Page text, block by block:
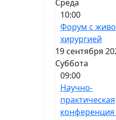
Среда
10:00
Форум с
хирургией
19 сентября
Суббота
09:00
Научно-
практическая